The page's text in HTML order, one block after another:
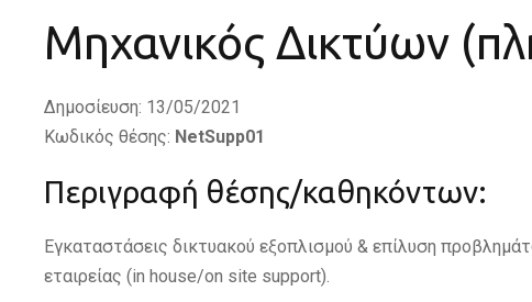
Μηχανικός Δικτύων
Δημοσίευση: 13/05/2021
Κωδικός θέσης: NetSupp01
Περιγραφή θέσης/καθηκόντων:
Εγκαταστάσεις δικτυακού εξοπλισμού & επίλυση
εταιρείας (in house/on site support).